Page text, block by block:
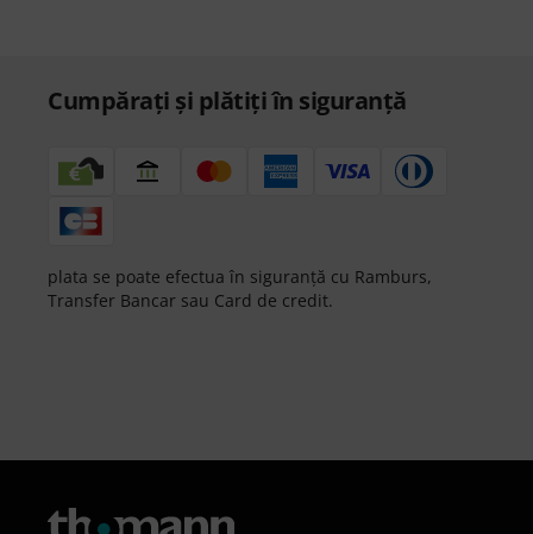
Cumpărați și plătiți în siguranță
plata se poate efectua în siguranță cu Ramburs,
Transfer Bancar sau Card de credit.